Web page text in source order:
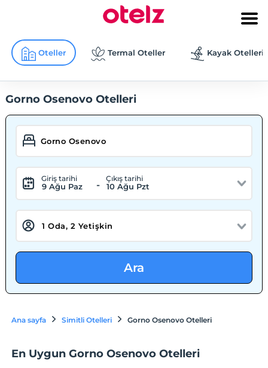
Oteller Termal Oteller Kayak Otelleri
Gorno Osenovo Otelleri
Giriş tarihi
9 Ağu Paz -
Çıkış tarihi
10 Ağu Pzt
Ara
Ana sayfa Simitli Otelleri Gorno Osenovo Otelleri
En Uygun Gorno Osenovo Otelleri